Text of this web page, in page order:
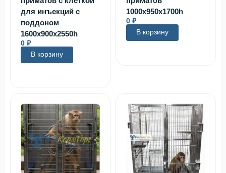
для инъекций с
поддоном
1600х900х2550h
0 ₽
В корзину
1000х950х1700h
0 ₽
В корзину